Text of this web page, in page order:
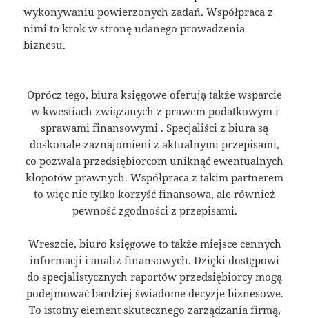
wykonywaniu powierzonych zadań. Współpraca z
nimi to krok w stronę udanego prowadzenia
biznesu.
Oprócz tego, biura księgowe oferują także wsparcie
w kwestiach związanych z prawem podatkowym i
sprawami finansowymi . Specjaliści z biura są
doskonale zaznajomieni z aktualnymi przepisami,
co pozwala przedsiębiorcom uniknąć ewentualnych
kłopotów prawnych. Współpraca z takim partnerem
to więc nie tylko korzyść finansowa, ale również
pewność zgodności z przepisami.
Wreszcie, biuro księgowe to także miejsce cennych
informacji i analiz finansowych. Dzięki dostępowi
do specjalistycznych raportów przedsiębiorcy mogą
podejmować bardziej świadome decyzje biznesowe.
To istotny element skutecznego zarządzania firmą,